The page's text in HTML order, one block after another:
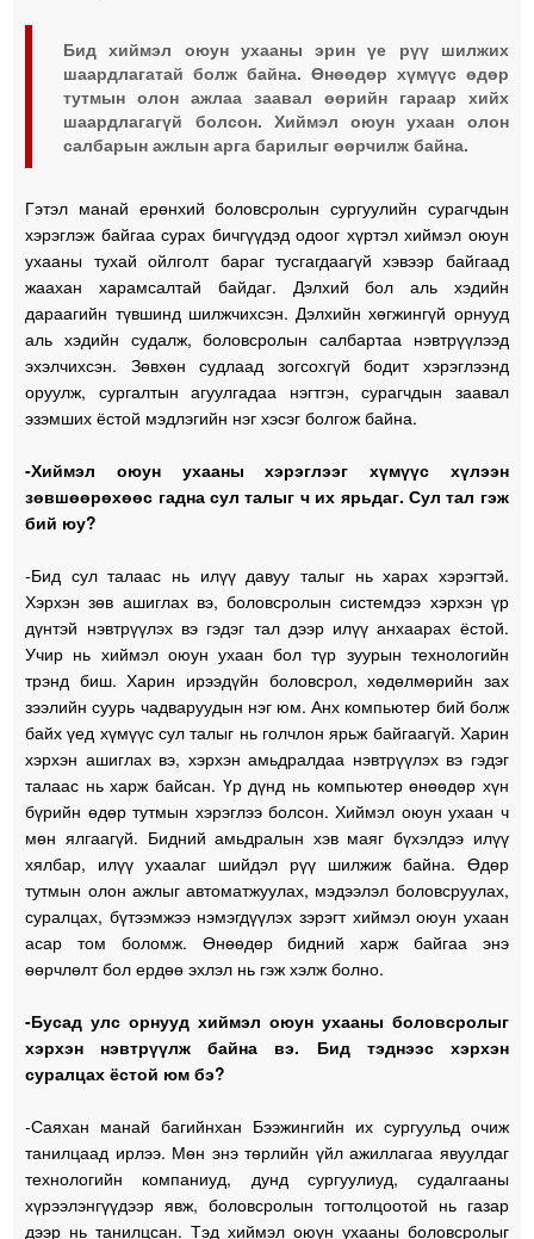
Бид хиймэл оюун ухааны эрин үе рүү шилжих
шаардлагатай болж байна. Өнөөдөр хүмүүс өдөр
тутмын олон ажлаа заавал өөрийн гараар хийх
шаардлагагүй болсон. Хиймэл оюун ухаан олон
салбарын ажлын арга барилыг өөрчилж байна.
Гэтэл манай ерөнхий боловсролын сургуулийн сурагчдын
хэрэглэж байгаа сурах бичгүүдэд одоог хүртэл хиймэл оюун
ухааны тухай ойлголт бараг тусгагдаагүй хэвээр байгаад
жаахан харамсалтай байдаг. Дэлхий бол аль хэдийн
дараагийн түвшинд шилжчихсэн. Дэлхийн хөгжингүй орнууд
аль хэдийн судалж, боловсролын салбартаа нэвтрүүлээд
эхэлчихсэн. Зөвхөн судлаад зогсохгүй бодит хэрэглээнд
оруулж, сургалтын агуулгадаа нэгтгэн, сурагчдын заавал
эзэмших ёстой мэдлэгийн нэг хэсэг болгож байна.
-Хиймэл оюун ухааны хэрэглээг хүмүүс хүлээн
зөвшөөрөхөөс гадна сул талыг ч их ярьдаг. Сул тал гэж
бий юу?
-Бид сул талаас нь илүү давуу талыг нь харах хэрэгтэй.
Хэрхэн зөв ашиглах вэ, боловсролын системдээ хэрхэн үр
дүнтэй нэвтрүүлэх вэ гэдэг тал дээр илүү анхаарах ёстой.
Учир нь хиймэл оюун ухаан бол түр зуурын технологийн
трэнд биш. Харин ирээдүйн боловсрол, хөдөлмөрийн зах
зээлийн суурь чадваруудын нэг юм. Анх компьютер бий болж
байх үед хүмүүс сул талыг нь голчлон ярьж байгаагүй. Харин
хэрхэн ашиглах вэ, хэрхэн амьдралдаа нэвтрүүлэх вэ гэдэг
талаас нь харж байсан. Үр дүнд нь компьютер өнөөдөр хүн
бүрийн өдөр тутмын хэрэглээ болсон. Хиймэл оюун ухаан ч
мөн ялгаагүй. Бидний амьдралын хэв маяг бүхэлдээ илүү
хялбар, илүү ухаалаг шийдэл рүү шилжиж байна. Өдөр
тутмын олон ажлыг автоматжуулах, мэдээлэл боловсруулах,
суралцах, бүтээмжээ нэмэгдүүлэх зэрэгт хиймэл оюун ухаан
асар том боломж. Өнөөдөр бидний харж байгаа энэ
өөрчлөлт бол ердөө эхлэл нь гэж хэлж болно.
-Бусад улс орнууд хиймэл оюун ухааны боловсролыг
хэрхэн нэвтрүүлж байна вэ. Бид тэднээс хэрхэн
суралцах ёстой юм бэ?
-Саяхан манай багийнхан Бээжингийн их сургуульд очиж
танилцаад ирлээ. Мөн энэ төрлийн үйл ажиллагаа явуулдаг
технологийн компаниуд, дунд сургуулиуд, судалгааны
хүрээлэнгүүдээр явж, боловсролын тогтолцоотой нь газар
дээр нь танилцсан. Тэд хиймэл оюун ухааны боловсролыг